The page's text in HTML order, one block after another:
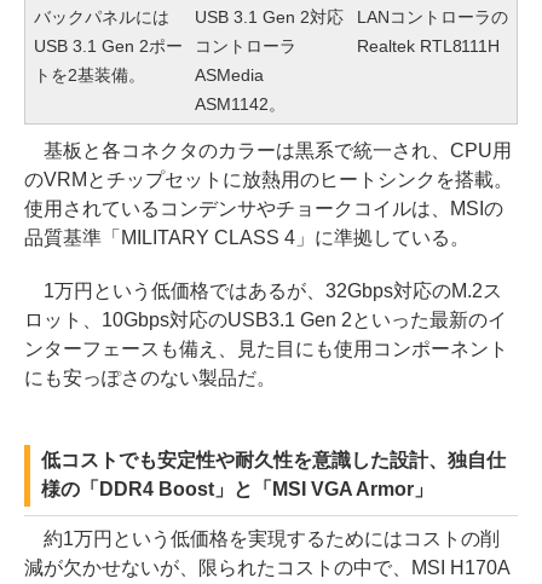
バックパネルには
USB 3.1 Gen 2ポー
トを2基装備。
USB 3.1 Gen 2対応
コントローラ
ASMedia
ASM1142。
LANコントローラの
Realtek RTL8111H
基板と各コネクタのカラーは黒系で統一され、CPU用
のVRMとチップセットに放熱用のヒートシンクを搭載。
使用されているコンデンサやチョークコイルは、MSIの
品質基準「MILITARY CLASS 4」に準拠している。
1万円という低価格ではあるが、32Gbps対応のM.2ス
ロット、10Gbps対応のUSB3.1 Gen 2といった最新のイ
ンターフェースも備え、見た目にも使用コンポーネント
にも安っぽさのない製品だ。
低コストでも安定性や耐久性を意識した設計、独自仕
様の「DDR4 Boost」と「MSI VGA Armor」
約1万円という低価格を実現するためにはコストの削
減が欠かせないが、限られたコストの中で、MSI H170A